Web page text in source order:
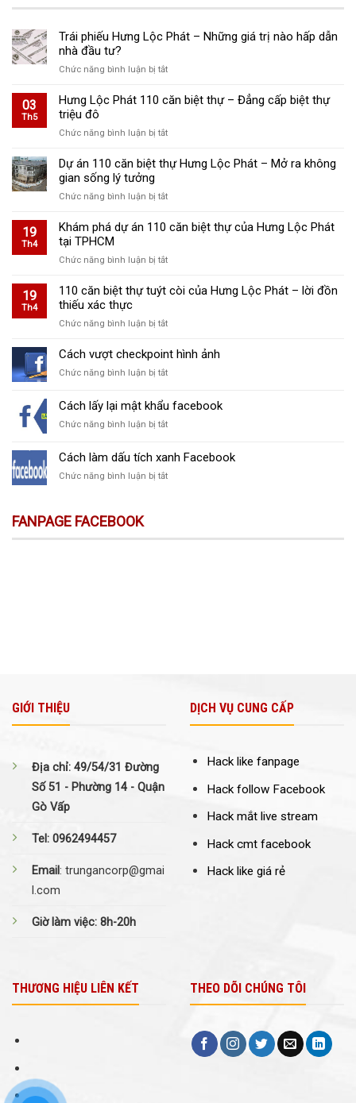
Trái phiếu Hưng Lộc Phát – Những giá trị nào hấp dẫn
nhà đầu tư?
Chức năng bình luận bị tắtở
phiếu
Phát
Những
dẫn
đầu
03
Th5
Hưng Lộc Phát 110 căn biệt thự – Đẳng cấp biệt thự
triệu đô
Chức năng bình luận bị tắtở
Lộc
Phát
căn
thự
thự
đô
Dự án 110 căn biệt thự Hưng Lộc Phát – Mở ra không
gian sống lý tưởng
Chức năng bình luận bị tắtở
án
biệt
Hưng
ra
không
lý
tưởng
19
Th4
Khám phá dự án 110 căn biệt thự của Hưng Lộc Phát
tại TPHCM
Chức năng bình luận bị tắtở
phá
110
biệt
Lộc
Phát
19
Th4
110 căn biệt thự tuýt còi của Hưng Lộc Phát – lời đồn
thiếu xác thực
Chức năng bình luận bị tắtở
căn
thự
còi
Hưng
Phát
thực
Cách vượt checkpoint hình ảnh
Chức năng bình luận bị tắtở
vượt
checkpoint
hình
Cách lấy lại mật khẩu facebook
Chức năng bình luận bị tắtở
lấy
lại
mật
Cách làm dấu tích xanh Facebook
Chức năng bình luận bị tắtở
xanh
FANPAGE FACEBOOK
GIỚI THIỆU
Địa chỉ: 49/54/31 Đường
Số 51 - Phường 14 - Quận
Gò Vấp
Tel: 0962494457
Email: trungancorp@gmai
l.com
Giờ làm việc: 8h-20h
DỊCH VỤ CUNG CẤP
Hack like fanpage
Hack follow Facebook
Hack mắt live stream
Hack cmt facebook
Hack like giá rẻ
THƯƠNG HIỆU LIÊN KẾT THEO DÕI CHÚNG TÔI